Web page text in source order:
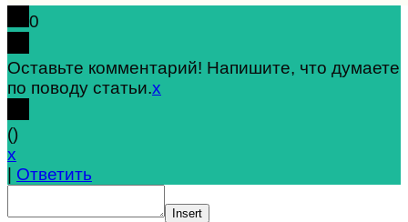
0
Оставьте комментарий! Напишите, что думаете
по поводу статьи.x
()
x
Ответить
Insert